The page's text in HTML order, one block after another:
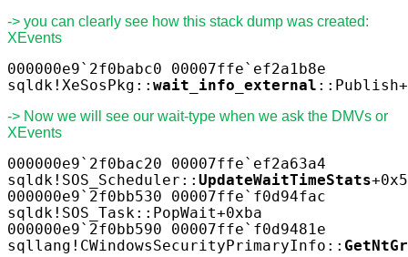
-> you can clearly see how this stack dump was created:
XEvents
000000e9`2f0babc0 00007ffe`ef2a1b8e
sqldk!XeSosPkg:: wait_info_external
-> Now we will see our wait-type when we ask the DMVs or
XEvents
000000e9`2f0bac20 00007ffe`ef2a63a4
sqldk!SOS_Scheduler:: UpdateWaitTimeStats
000000e9`2f0bb530 00007ffe`f0d94fac
sqldk!SOS_Task::PopWait+0xba
000000e9`2f0bb590 00007ffe`f0d9481e
sqllang!CWindowsSecurityPrimaryInfo::